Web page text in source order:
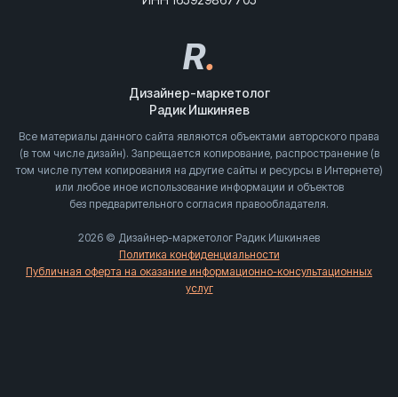
R.
Дизайнер-маркетолог
Радик Ишкиняев
Все материалы данного сайта являются объектами авторского права
(в том числе дизайн). Запрещается копирование, распространение (в
том числе путем копирования на другие сайты и ресурсы в Интернете)
или любое иное использование информации и объектов
без предварительного согласия правообладателя.
2026 © Дизайнер-маркетолог Радик Ишкиняев
Политика конфиденциальности
Публичная оферта на оказание информационно-консультационных
услуг